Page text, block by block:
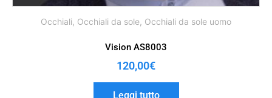
Occhiali, Occhiali da sole, Occhiali da sole uomo
Vision AS8003
120,00€
Leggi tutto